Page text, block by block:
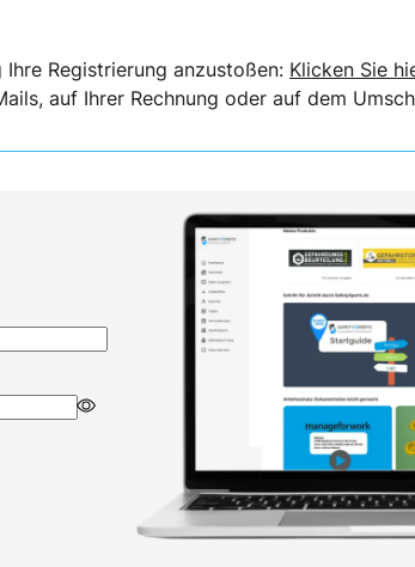
Ihre Registrierung anzustoßen: Klicken Sie
auf Ihrer Rechnung oder auf dem